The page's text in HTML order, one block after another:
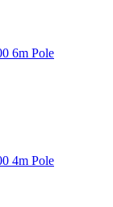
6m Pole
4m Pole